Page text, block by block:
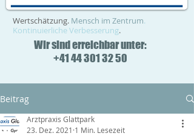
Wertschätzung. Mensch im Zentrum.
Kontinuierliche Verbesserung.
Wir sind erreichbar unter:
+41 44 301 32 50
Beitrag
Arztpraxis Glattpark
23. Dez. 2021 1 Min. Lesezeit